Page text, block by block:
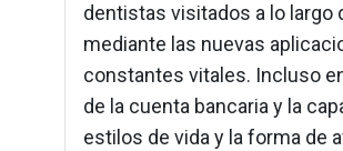
dentistas visitados a lo largo
mediante las nuevas
constantes vitales. Incluso
de la cuenta bancaria y la
estilos de vida y la forma de